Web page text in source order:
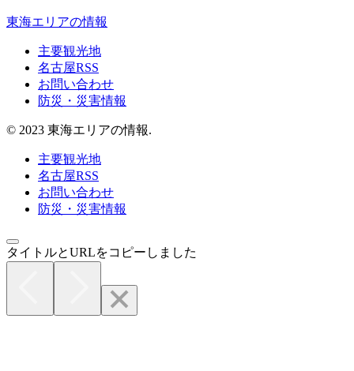
東海エリアの情報
主要観光地
名古屋RSS
お問い合わせ
防災・災害情報
© 2023 東海エリアの情報.
主要観光地
名古屋RSS
お問い合わせ
防災・災害情報
タイトルとURLをコピーしました